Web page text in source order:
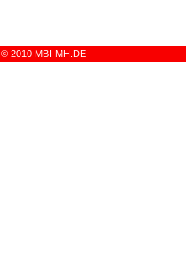
© 2010 MBI-MH.DE